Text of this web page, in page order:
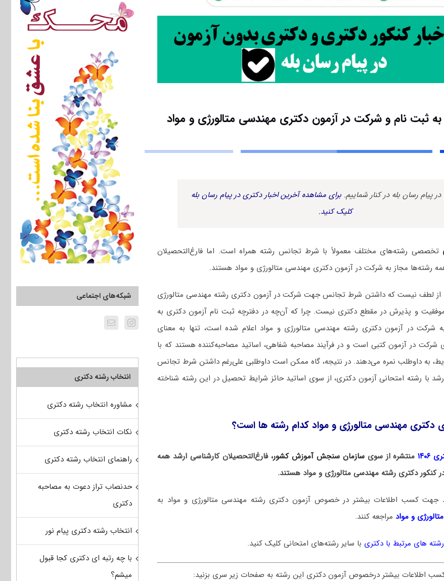
ثبت نام و شرکت در آزمون دکتری مهندسی متالورژی و مواد
در پیام رسان بله در کنار شماییم. برای مشاهده آخرین اخبار دکتری در پیام رسان بله
کلیک کنید.
تخصصی رشته‌های مختلف معمولاً با شرط تجانس رشته همراه است. اما فارغ‌التحصیلان
رشته‌ها مجاز به شرکت در آزمون دکتری مهندسی متالورژی و مواد هستند.
از لطف نیست که داشتن شرط تجانس جهت شرکت در آزمون دکتری رشته مهندسی متالورژی
موفقیت و پذیرش در مقطع دکتری نیست. چرا که آن‌چه در دفترچه ثبت نام آزمون دکتری به
شرکت در آزمون دکتری رشته مهندسی متالورژی و مواد اعلام شده است، تنها به معنای
شرکت در آزمون کتبی است و در فرآیند مصاحبه شفاهی، اساتید مصاحبه‌کننده هستند که با
به داوطلب نمره می‌دهند. در نتیجه، گاه ممکن است داوطلبی علی‌رغم داشتن شرط تجانس
با رشته امتحانی آزمون دکتری، از سوی اساتید حائز شرایط تحصیل در این رشته شناخته
دکتری مهندسی متالورژی و مواد کدام رشته ها است؟
منتشره از سویسازمان سنجش آموزش کشور، فارغ‌التحصیلان کارشناسی ارشد همه
کنکور دکتری رشته مهندسی متالورژی و مواد هستند.
جهت کسب اطلاعات بیشتر در خصوص آزمون دکتری رشته مهندسی متالورژی و مواد به
و مواد مراجعه کنند.
رشته های مرتبط با دکتری با سایر رشته‌های امتحانی کلیک کنید.
اطلاعات بیشتر درخصوص آزمون دکتری این رشته به صفحات زیر سری بزنید:
شبکه‌های اجتماعی
انتخاب رشته دکتری
مشاوره انتخاب رشته دکتری
نکات انتخاب رشته دکتری
راهنمای انتخاب رشته دکتری
حدنصاب تراز دعوت به مصاحبه
دکتری
انتخاب رشته دکتری پیام نور
با چه رتبه ای دکتری کجا قبول
میشم؟